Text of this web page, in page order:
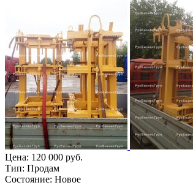
Цена: 120 000 руб.
Тип: Продам
Состояние: Новое